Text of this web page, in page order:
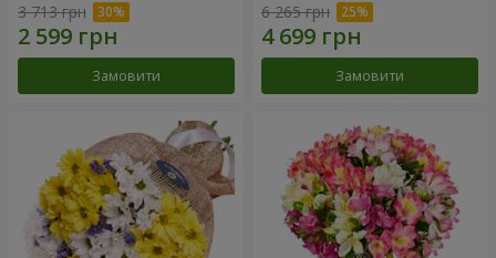
3 713 грн
Замовити
6 265 грн
Замовити